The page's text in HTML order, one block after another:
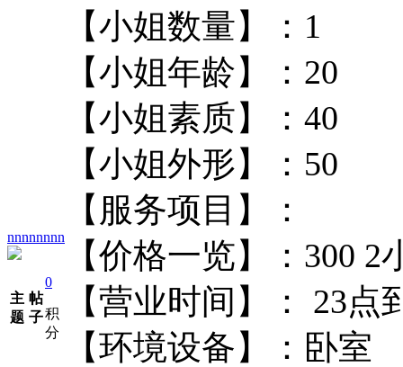
nnnnnnnn
主
题
帖
子
0
积
分
【小姐数量】
【小姐年龄】
【小姐素质】
【小姐外形】
【服务项目】
【价格一览】：
【营业时间】：
【环境设备】：